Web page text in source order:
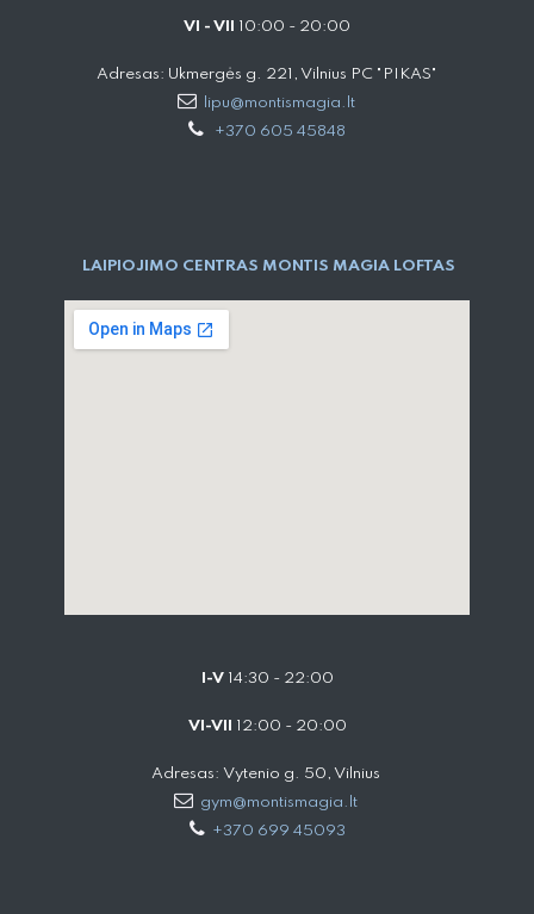
VI - VII 10:00 - 20:00
Adresas: Ukmergės g. 221, Vilnius PC "PIKAS"
lipu@montismagia.lt
+370 605 45848
LAIPIOJIMO CENTRAS MONTIS MAGIA LOFTAS
I-V14:30 - 22:00
VI-VII 12:00 - 20:00
Adresas: Vytenio g. 50, Vilnius
gym@montismagia.lt
+370 699 45093